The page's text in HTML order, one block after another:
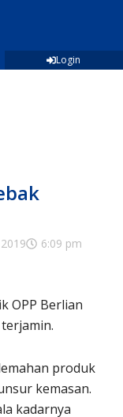
Login
6:09 pm
OPP Berlian
produk
kemasan.
kadarnya